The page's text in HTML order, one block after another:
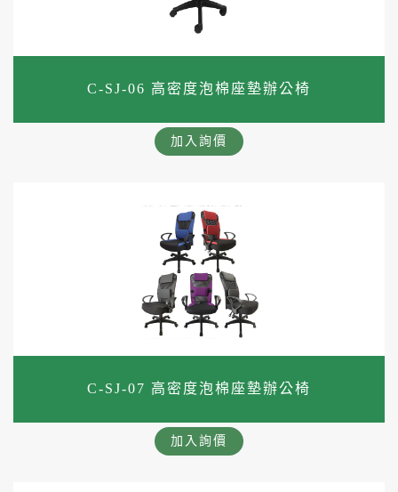
C-SJ-06 高密度泡棉座墊辦公椅
加入詢價
C-SJ-07 高密度泡棉座墊辦公椅
加入詢價